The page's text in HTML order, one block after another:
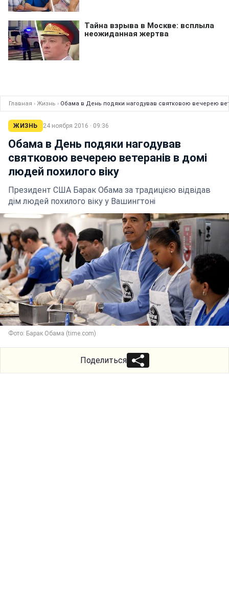
Главная › Жизнь › Обама в День подяки нагодував святковою вечерею
ЖИЗНЬ 24 ноября 2016 · 09:36
Обама в День подяки нагодував
святковою вечерею ветеранів в домі
людей похилого віку
Президент США Барак Обама за традицією відвідав
дім людей похилого віку у Вашингтоні
Фото: Барак Обама (time.com)
Поделиться